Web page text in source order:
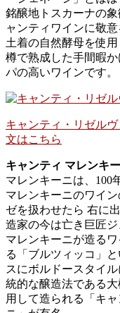
銘醸地トスカーナの
ャンティワインに敬
土着の自然酵母を使
樽で熟成した手間暇
パの高いワインです。
キャンティ・リゼル
文はこちら
キャンティ マレンキ
マレンキーニは、100
マレンキーニのワイ
ゼを扱わせたら 右に
造家の今は亡き巨匠ジ
マレンキーニが造る
る「ブルツィッコ」
スにボルドースタイ
統的な醸造法である
用して造られる「キ